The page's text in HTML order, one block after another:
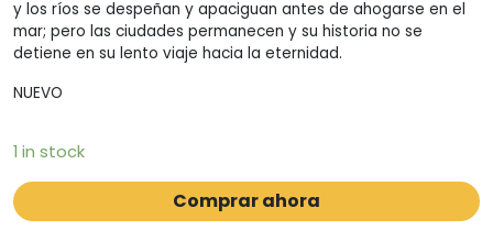
y los ríos se despeñan y apaciguan antes de ahogarse en el
mar; pero las ciudades permanecen y su historia no se
detiene en su lento viaje hacia la eternidad.
NUEVO
1 in stock
Comprar ahora